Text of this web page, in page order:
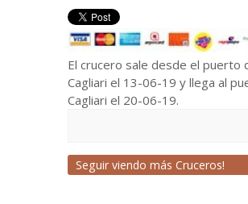
El crucero sale desde el puerto
Cagliari el 13-06-19 y llega al
Cagliari el 20-06-19.
Seguir viendo más Cruceros!